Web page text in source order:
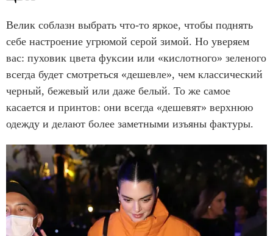
Велик соблазн выбрать что-то яркое, чтобы поднять
себе настроение угрюмой серой зимой. Но уверяем
вас: пуховик цвета фуксии или «кислотного» зеленого
всегда будет смотреться «дешевле», чем классический
черный, бежевый или даже белый. То же самое
касается и принтов: они всегда «дешевят» верхнюю
одежду и делают более заметными изъяны фактуры.